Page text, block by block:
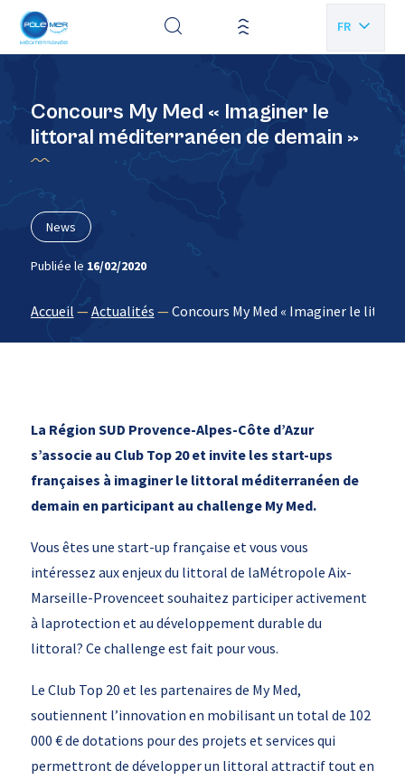
FR
Concours My Med « Imaginer le
littoral méditerranéen de demain »
News
Publiée le 16/02/2020
Accueil —Actualités —Concours My Med « Imaginer le
La Région SUD Provence-Alpes-Côte d’Azur
s’associe au Club Top 20 et invite les start-ups
françaises à imaginer le littoral méditerranéen de
demain en participant au challenge My Med.
Vous êtes une start-up française et vous vous
intéressez aux enjeux du littoral de laMétropole Aix-
Marseille-Provenceet souhaitez participer activement
à laprotection et au développement durable du
littoral? Ce challenge est fait pour vous.
Le Club Top 20 et les partenaires de My Med,
soutiennent l’innovation en mobilisant un total de 102
000 € de dotations pour des projets et services qui
permettront de développer un littoral attractif tout en
Panneau de gestion des cookies